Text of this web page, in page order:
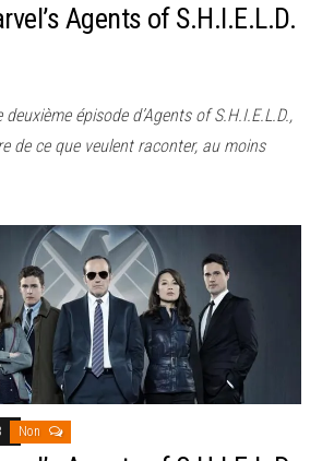
Agents of S.H.I.E.L.D.
deuxième épisode d’Agents of S.H.I.E.L.D.,
de ce que veulent raconter, au moins
Non